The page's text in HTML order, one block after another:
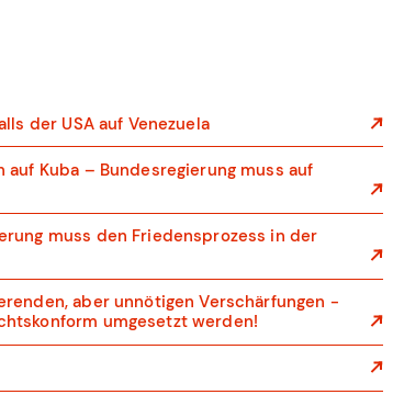
der USA auf Venezuela
Kuba – Bundesregierung muss auf
muss den Friedensprozess in der
aber unnötigen Verschärfungen -
umgesetzt werden!